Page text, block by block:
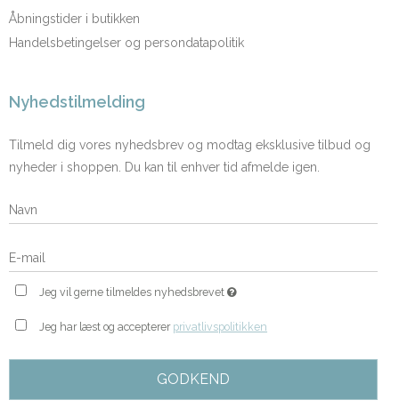
Åbningstider i butikken
Handelsbetingelser og persondatapolitik
Nyhedstilmelding
Tilmeld dig vores nyhedsbrev og modtag eksklusive tilbud og
nyheder i shoppen. Du kan til enhver tid afmelde igen.
Jeg vil gerne tilmeldes nyhedsbrevet
Jeg har læst og accepterer privatlivspolitikken
GODKEND